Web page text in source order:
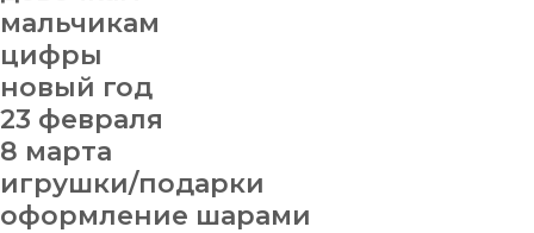
мальчикам
цифры
новый год
23 февраля
8 марта
игрушки/подарки
оформление шарами